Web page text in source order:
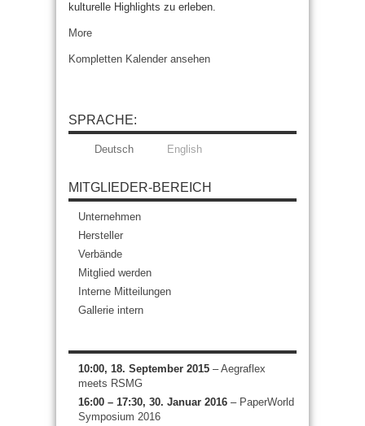
kulturelle Highlights zu erleben.
Moreabout
2018
Kompletten Kalender ansehen
SPRACHE:
Deutsch English
MITGLIEDER-BEREICH
Unternehmen
Hersteller
Verbände
Mitglied werden
Interne Mitteilungen
Gallerie intern
10:00, 18. September 2015 –Aegraflex
meets RSMG
16:00 – 17:30, 30. Januar 2016 – PaperWorld
Symposium 2016